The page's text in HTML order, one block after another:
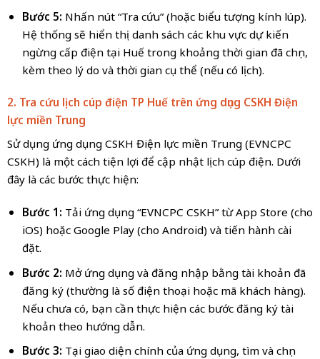
Bước 5: Nhấn nút “Tra cứu” (hoặc biểu tượng kính lúp).
Hệ thống sẽ hiển thị danh sách các khu vực dự kiến
ngừng cấp điện tại Huế trong khoảng thời gian đã chọn,
kèm theo lý do và thời gian cụ thể (nếu có lịch).
2. Tra cứu lịch cúp điện TP Huế trên ứng dụng CSKH Điện
lực miền Trung
Sử dụng ứng dụng CSKH Điện lực miền Trung (EVNCPC
CSKH) là một cách tiện lợi để cập nhật lịch cúp điện. Dưới
đây là các bước thực hiện:
Bước 1: Tải ứng dụng “EVNCPC CSKH” từ App Store (cho
iOS) hoặc Google Play (cho Android) và tiến hành cài
đặt.
Bước 2: Mở ứng dụng và đăng nhập bằng tài khoản đã
đăng ký (thường là số điện thoại hoặc mã khách hàng).
Nếu chưa có, bạn cần thực hiện các bước đăng ký tài
khoản theo hướng dẫn.
Bước 3: Tại giao diện chính của ứng dụng, tìm và chọn